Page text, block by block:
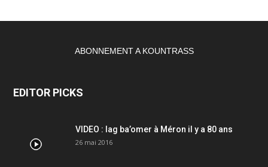
ABONNEMENT A KOUNTRASS
EDITOR PICKS
VIDEO : lag ba’omer à Méron il y a 80 ans
26 mai 2016